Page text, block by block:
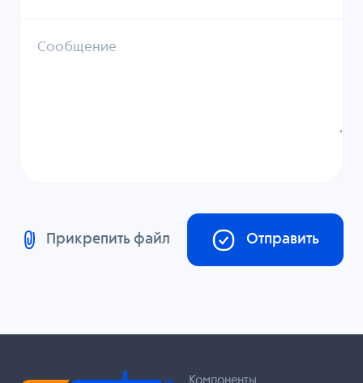
Сообщение
Прикрепить файл Отправить
Компоненты